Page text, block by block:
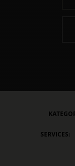
SERVICES: